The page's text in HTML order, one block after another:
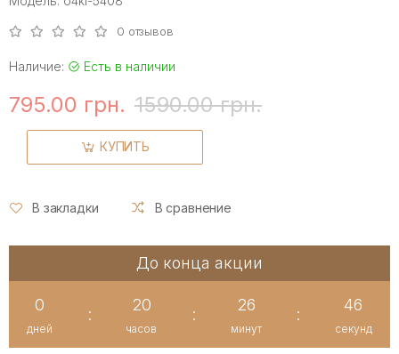
0 отзывов
Наличие: Есть в наличии
795.00 грн. 1590.00 грн.
КУПИТЬ
В закладки В сравнение
До конца акции
0
дней
:
20
часов
:
26
минут
:
45
секунд